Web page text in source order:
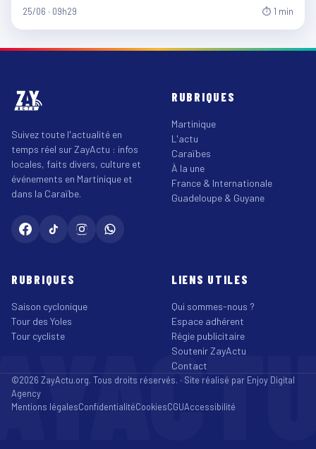
25/06 · 09h29 ⏱ 1 min
Suivez toute l'actualité en
temps réel sur ZayActu : infos
locales, faits divers, culture et
événements en Martinique et
dans la Caraïbe.
RUBRIQUES
Martinique
L'actu
Caraïbes
À la une
France & Internationale
Guadeloupe & Guyane
RUBRIQUES
Saison cyclonique
Tour des Yoles
Tour cycliste
LIENS UTILES
Qui sommes-nous ?
Espace adhérent
Régie publicitaire
Soutenir ZayActu
Contact
©2026 ZayActu.org. Tous droits réservés. · Site réalisé par Enjoy Digital
Agency
Mentions légalesConfidentialitéCookiesCGUAccessibilité